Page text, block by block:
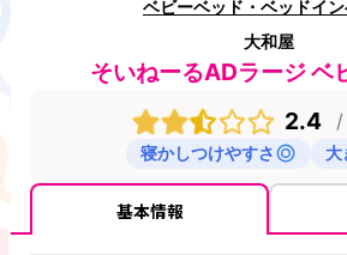
ベビーベッド・ベッドイ
大和屋
そいねーるADラージ ベ
2.4
/
寝かしつけやすさ 大
基本情報